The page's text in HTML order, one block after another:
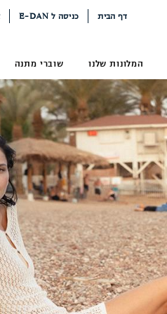
דף הבית כניסה ל E-DAN
המלונות שלנו שוברי מתנה